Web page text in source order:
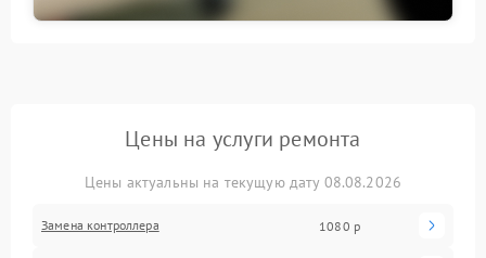
Цены на услуги ремонта
Цены актуальны на текущую дату 08.08.2026
Замена контроллера 1080 р